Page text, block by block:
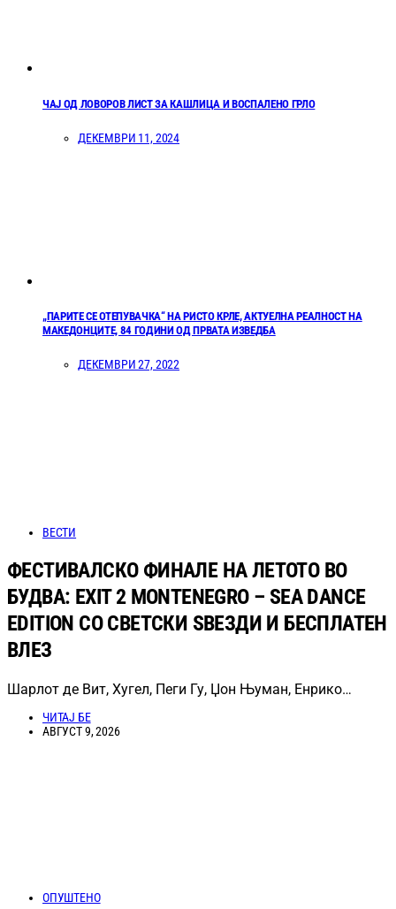
ЧАЈ ОД ЛОВОРОВ ЛИСТ ЗА КАШЛИЦА И ВОСПАЛЕНО ГРЛО
ДЕКЕМВРИ 11, 2024
„ПАРИТЕ СЕ ОТЕПУВАЧКА“ НА РИСТО КРЛЕ, АКТУЕЛНА РЕАЛНОСТ НА
МАКЕДОНЦИТЕ, 84 ГОДИНИ ОД ПРВАТА ИЗВЕДБА
ДЕКЕМВРИ 27, 2022
ВЕСТИ
ФЕСТИВАЛСКО ФИНАЛЕ НА ЛЕТОТО ВО
БУДВА: EXIT 2 MONTENEGRO – SEA DANCE
EDITION СО СВЕТСКИ ЅВЕЗДИ И БЕСПЛАТЕН
ВЛЕЗ
Шарлот де Вит, Хугел, Пеги Гу, Џон Њуман, Енрико…
ЧИТАЈ БЕ
АВГУСТ 9, 2026
ОПУШТЕНО